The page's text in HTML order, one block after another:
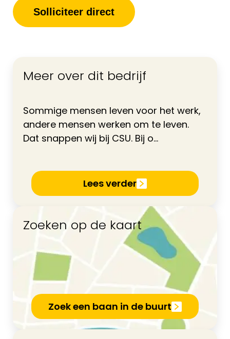
Solliciteer direct
Meer over dit bedrijf
Sommige mensen leven voor het werk,
andere mensen werken om te leven.
Dat snappen wij bij CSU. Bij o...
Lees verder
Zoeken op de kaart
Zoek een baan in de buurt